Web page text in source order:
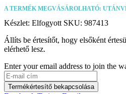
A TERMÉK MEGVÁSÁROLHATÓ:
Készlet: Elfogyott SKU: 987413
Állíts be értesítőt, hogy elsőként
elérhető lesz.
Enter your email address to join the
Termékértesítő bekapcsolása